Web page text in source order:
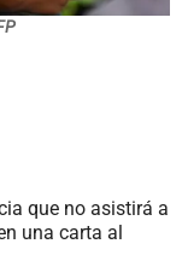
que no asistirá a
una carta al